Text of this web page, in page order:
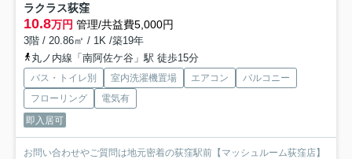
ラクラス荻窪
10.8万円 管理/共益費5,000円
3階 / 20.86㎡ / 1K /築19年
丸ノ内線「南阿佐ケ谷」駅 徒歩15分
バス・トイレ別 室内洗濯機置場 エアコン
バルコニー
フローリング
電気有
即入居可
お問い合わせやご質問は地元密着の荻窪駅前【マッシュルーム荻窪店】